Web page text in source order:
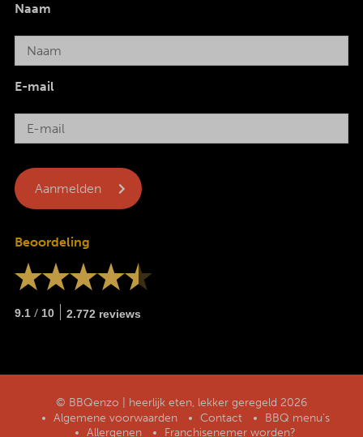
Naam
E-mail
Beoordeling
9.1 / 10 2.772 reviews
© BBQenzo | heerlijk eten, lekker geregeld 2026
Algemene voorwaarden
Contact
BBQ menu’s
Allergenen
Franchisenemer worden?